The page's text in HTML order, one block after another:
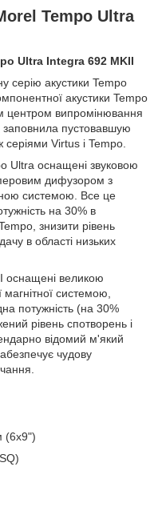
Tempo Ultra
Ultra Integra 692 MKII
серію акустики Tempo
акустики Tempo
центром випромінювання
пустовавшую
Virtus і Tempo.
Ultra оснащені звуковою
дифузором з
системою. Все це
на 30% в
знизити рівень
в області низьких
оснащені великою
системою,
потужність (на 30%
рівень спотворень і
відомий м'який
чудову
(6х9")